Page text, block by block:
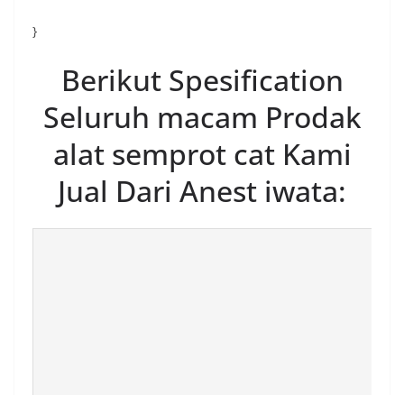
}
Berikut Spesification
Seluruh macam Prodak
alat semprot cat Kami
Jual Dari Anest iwata: